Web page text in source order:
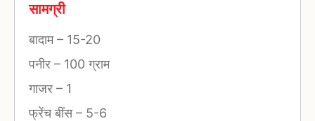
सामग्री
बादाम– 15-20
पनीर – 100 ग्राम
गाजर – 1
फ्रेंच बींस– 5-6